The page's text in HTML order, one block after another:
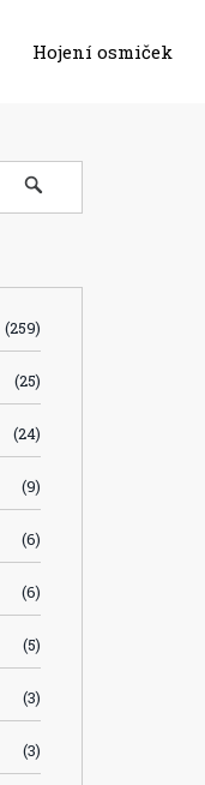
Hojení osmiček
(259)
(25)
(24)
(9)
(6)
(6)
(5)
(3)
(3)